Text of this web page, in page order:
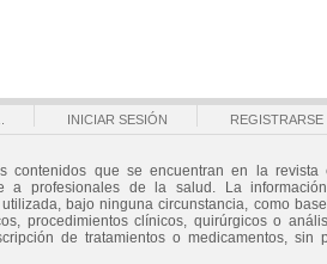
INICIAR SESIÓN REGISTRARSE
contenidos que se encuentran en la revista
a profesionales de la salud. La
bajo ninguna circunstancia, como
procedimientos clínicos, quirúrgicos o
de tratamientos o medicamentos, sin